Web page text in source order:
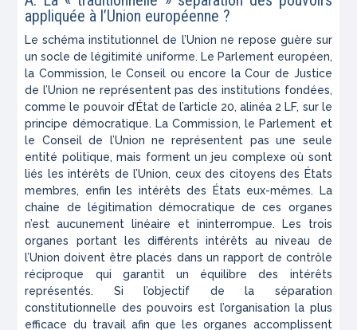
appliquée à l’Union européenne ?
Le schéma institutionnel de l’Union ne repose guère sur
un socle de légitimité uniforme. Le Parlement européen,
la Commission, le Conseil ou encore la Cour de Justice
de l’Union ne représentent pas des institutions fondées,
comme le pouvoir d’État de l’article 20, alinéa 2 LF, sur le
principe démocratique. La Commission, le Parlement et
le Conseil de l’Union ne représentent pas une seule
entité politique, mais forment un jeu complexe où sont
liés les intérêts de l’Union, ceux des citoyens des États
membres, enfin les intérêts des États eux-mêmes. La
chaîne de légitimation démocratique de ces organes
n’est aucunement linéaire et ininterrompue. Les trois
organes portant les différents intérêts au niveau de
l’Union doivent être placés dans un rapport de contrôle
réciproque qui garantit un équilibre des intérêts
représentés. Si l’objectif de la séparation
constitutionnelle des pouvoirs est l’organisation la plus
efficace du travail afin que les organes accomplissent